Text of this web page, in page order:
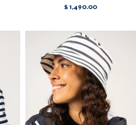
$ 1,490.00